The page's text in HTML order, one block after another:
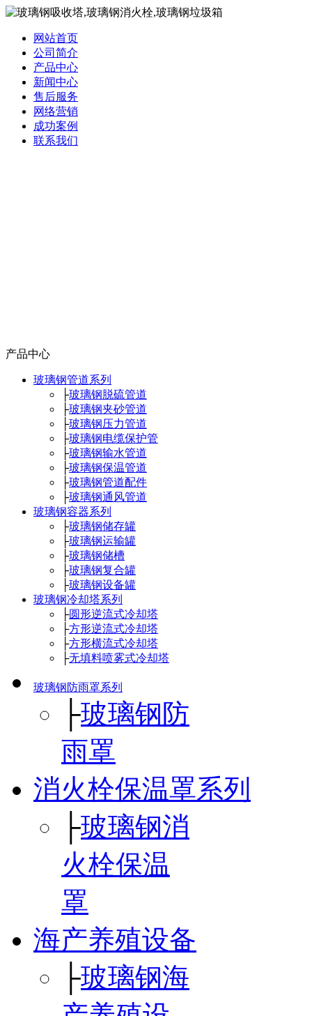
网站首页
公司简介
产品中心
新闻中心
售后服务
网络营销
成功案例
联系我们
产品中心
玻璃钢管道系列
├玻璃钢脱硫管道
├玻璃钢夹砂管道
├玻璃钢压力管道
├玻璃钢电缆保护管
├玻璃钢输水管道
├玻璃钢保温管道
├玻璃钢管道配件
├玻璃钢通风管道
玻璃钢容器系列
├玻璃钢储存罐
├玻璃钢运输罐
├玻璃钢储槽
├玻璃钢复合罐
├玻璃钢设备罐
玻璃钢冷却塔系列
├圆形逆流式冷却塔
├方形逆流式冷却塔
├方形横流式冷却塔
├无填料喷雾式冷却塔
玻璃钢防雨罩系列
├玻璃钢防
雨罩
消火栓保温罩系列
├玻璃钢消
火栓保温
罩
海产养殖设备
├玻璃钢海